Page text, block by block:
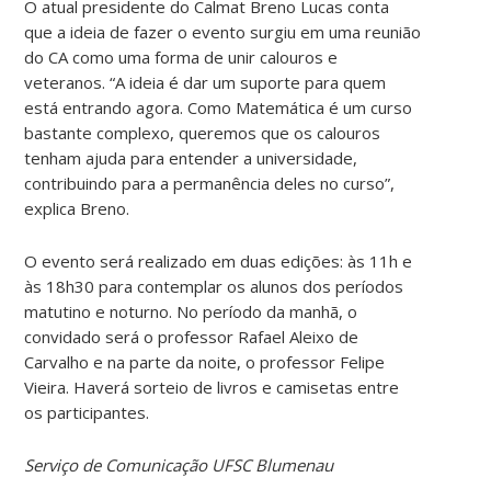
O atual presidente do Calmat Breno Lucas conta
que a ideia de fazer o evento surgiu em uma reunião
do CA como uma forma de unir calouros e
veteranos. “A ideia é dar um suporte para quem
está entrando agora. Como Matemática é um curso
bastante complexo, queremos que os calouros
tenham ajuda para entender a universidade,
contribuindo para a permanência deles no curso”,
explica Breno.
O evento será realizado em duas edições: às 11h e
às 18h30 para contemplar os alunos dos períodos
matutino e noturno. No período da manhã, o
convidado será o professor Rafael Aleixo de
Carvalho e na parte da noite, o professor Felipe
Vieira. Haverá sorteio de livros e camisetas entre
os participantes.
Serviço de Comunicação UFSC Blumenau